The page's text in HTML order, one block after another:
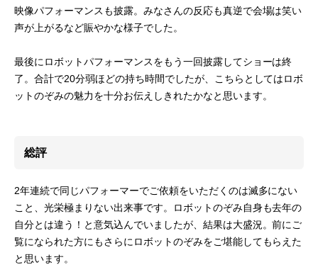
映像パフォーマンスも披露。みなさんの反応も真逆で会場は笑い
声が上がるなど賑やかな様子でした。
最後にロボットパフォーマンスをもう一回披露してショーは終
了。合計で20分弱ほどの持ち時間でしたが、こちらとしてはロボ
ットのぞみの魅力を十分お伝えしきれたかなと思います。
総評
2年連続で同じパフォーマーでご依頼をいただくのは滅多にない
こと、光栄極まりない出来事です。ロボットのぞみ自身も去年の
自分とは違う！と意気込んでいましたが、結果は大盛況。前にご
覧になられた方にもさらにロボットのぞみをご堪能してもらえた
と思います。